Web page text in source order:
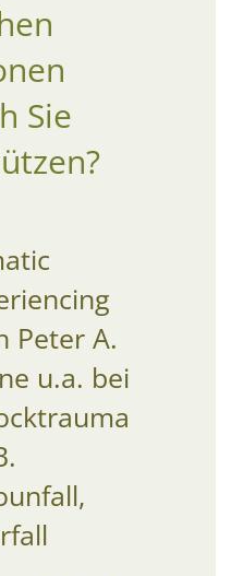
Sie
Peter A.
u.a. bei